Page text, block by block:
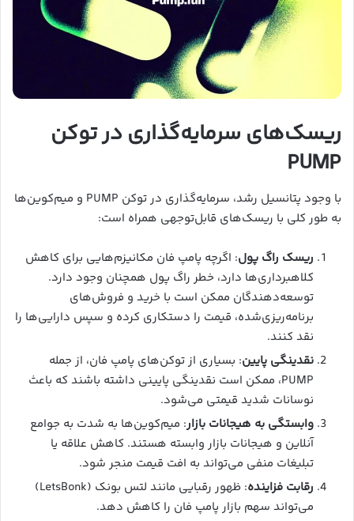
ریسک‌های سرمایه‌گذاری در توکن
PUMP
با وجود پتانسیل رشد، سرمایه‌گذاری در توکن PUMP و میم‌کوین‌ها
به طور کلی با ریسک‌های قابل‌توجهی همراه است:
ریسک راگ پول: اگرچه پامپ فان مکانیزم‌هایی برای کاهش
کلاهبرداری‌ها دارد، خطر راگ پول همچنان وجود دارد.
توسعه‌دهندگان ممکن است با خرید و فروش‌های
برنامه‌ریزی‌شده، قیمت را دستکاری کرده و سپس دارایی‌ها را
نقد کنند.
نقدینگی پایین: بسیاری از توکن‌های پامپ فان، از جمله
PUMP، ممکن است نقدینگی پایینی داشته باشند که باعث
نوسانات شدید قیمتی می‌شود.
وابستگی به هیجانات بازار: میم‌کوین‌ها به شدت به جوامع
آنلاین و هیجانات بازار وابسته هستند. کاهش علاقه یا
تبلیغات منفی می‌تواند به افت قیمت منجر شود.
رقابت فزاینده
: ظهور رقبایی مانند لتس بونک (LetsBonk)
می‌تواند سهم بازار پامپ فان را کاهش دهد.